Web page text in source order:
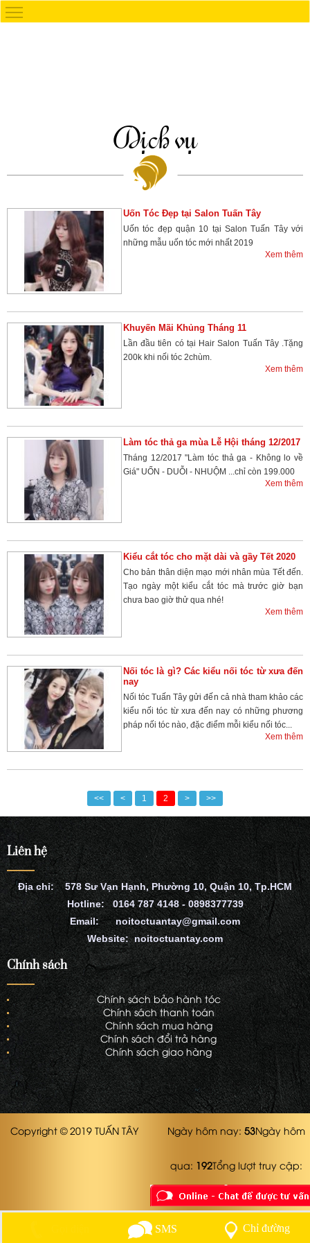
Dịch vụ
Uốn Tóc Đẹp tại Salon Tuấn Tây
Uốn tóc đẹp quận 10 tại Salon Tuấn Tây với
những mẫu uốn tóc mới nhất 2019
Xem thêm
Khuyến Mãi Khủng Tháng 11
Lần đầu tiên có tại Hair Salon Tuấn Tây .Tặng
200k khi nối tóc 2chùm.
Xem thêm
Làm tóc thả ga mùa Lễ Hội tháng 12/2017
Tháng 12/2017 "Làm tóc thả ga - Không lo về
Giá" UỐN - DUỖI - NHUỘM ...chỉ còn 199.000
Xem thêm
Kiểu cắt tóc cho mặt dài và gầy Tết 2020
Cho bản thân diện mạo mới nhân mùa Tết đến.
Tạo ngày một kiểu cắt tóc mà trước giờ bạn
chưa bao giờ thử qua nhé!
Xem thêm
Nối tóc là gì? Các kiểu nối tóc từ xưa đến
nay
Nối tóc Tuấn Tây gửi đến cả nhà tham khảo các
kiểu nối tóc từ xưa đến nay có những phương
pháp nối tóc nào, đặc điểm mỗi kiểu nối tóc...
Xem thêm
<< < 1 2 > >>
Liên hệ
Địa chỉ: 578 Sư Vạn Hạnh, Phường 10, Quận 10, Tp.HCM
Hotline: 0164 787 4148 - 0898377739
Email: noitoctuantay@gmail.com
Website: noitoctuantay.com
Chính sách
Chính sách bảo hành tóc
Chính sách thanh toán
Chính sách mua hàng
Chính sách đổi trả hàng
Chính sách giao hàng
Copyright © 2019 TUẤN TÂY Ngày hôm nay: 53Ngày hôm
qua: 192Tổng lượt truy cập:
254211
SMS Chỉ đường